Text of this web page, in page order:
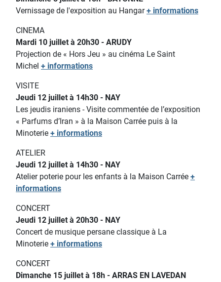
Vernissage de l'exposition au Hangar+ informations
CINEMA
Mardi 10 juillet à 20h30 - ARUDY
Projection de « Hors Jeu » au cinéma Le Saint
Michel + informations
VISITE
Jeudi 12 juillet à 14h30 - NAY
Les jeudis iraniens - Visite commentée de l’exposition
« Parfums d’Iran » à la Maison Carrée puis à la
Minoterie + informations
ATELIER
Jeudi 12 juillet à 14h30 - NAY
Atelier poterie pour les enfants à la Maison Carrée +
informations
CONCERT
Jeudi 12 juillet à 20h30 - NAY
Concert de musique persane classique à La
Minoterie + informations
CONCERT
Dimanche 15 juillet à 18h - ARRAS EN LAVEDAN